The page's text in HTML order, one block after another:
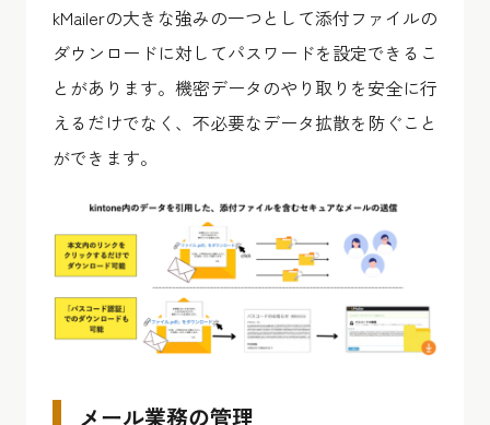
kMailerの大きな強みの一つとして添付ファイルの
ダウンロードに対してパスワードを設定できるこ
とがあります。機密データのやり取りを安全に行
えるだけでなく、不必要なデータ拡散を防ぐこと
ができます。
メール業務の管理